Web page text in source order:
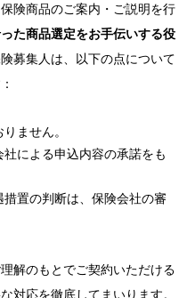
険商品のご案内・ご説明を行
た商品選定をお手伝いする役
募集人は、以下の点について
ません。
による申込内容の承諾をも
置の判断は、保険会社の審
解のもとでご契約いただける
対応を徹底してまいります。